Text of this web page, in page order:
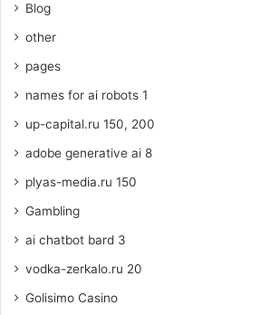
Blog
other
pages
names for ai robots 1
up-capital.ru 150, 200
adobe generative ai 8
plyas-media.ru 150
Gambling
ai chatbot bard 3
vodka-zerkalo.ru 20
Golisimo Casino